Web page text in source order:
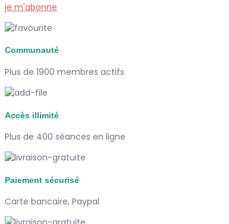
je m'abonne
Communauté
Plus de 1900 membres actifs
Accès illimité
Plus de 400 séances en ligne
Paiement sécurisé
Carte bancaire, Paypal